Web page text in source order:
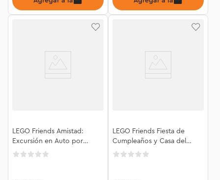
LEGO Friends Amistad:
Excursión en Auto por
Carretera 42659
LEGO Friends Fiesta de
Cumpleaños y Casa del
Árbol Felina 42666